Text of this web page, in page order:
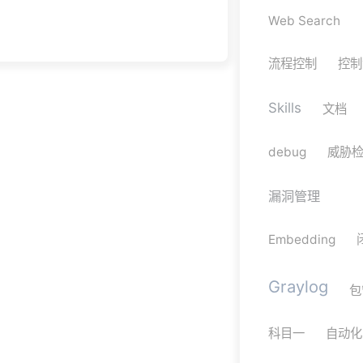
Web Search
流程控制 控
Skills 文档
debug 威胁
漏洞管理
Embedding
Graylog
科目一 自动化